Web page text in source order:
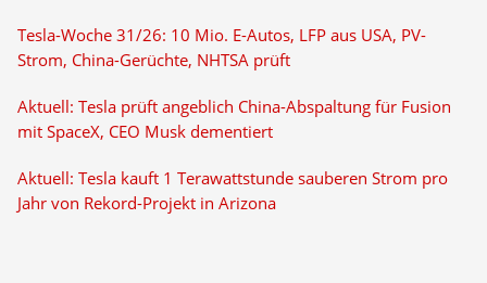
Tesla-Woche 31/26: 10 Mio. E-Autos, LFP aus USA, PV-
Strom, China-Gerüchte, NHTSA prüft
Aktuell: Tesla prüft angeblich China-Abspaltung für Fusion
mit SpaceX, CEO Musk dementiert
Aktuell: Tesla kauft 1 Terawattstunde sauberen Strom pro
Jahr von Rekord-Projekt in Arizona